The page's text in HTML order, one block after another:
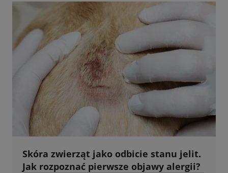
Skóra zwierząt jako odbicie stanu jelit.
Jak rozpoznać pierwsze objawy alergii?